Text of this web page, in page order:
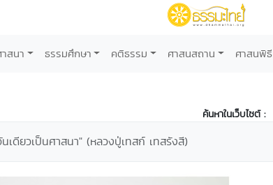
สนา ธรรมศึกษา คติธรรม ศาสนสถาน ศาสนพิธี
ค้นหาในเว็บไซต์ :
เดียวเป็นศาสนา" (หลวงปู่เทสก์ เทสรังสี)